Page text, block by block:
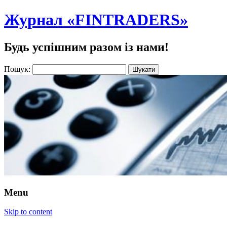
Журнал «FINTRADERS»
Будь успішним разом із нами!
Пошук:
Menu
Skip to content